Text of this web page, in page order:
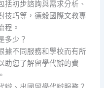
括初步諮詢與需求分析、
技巧等，德毅國際文教專
程。
多少？
據不同服務和學校而有所
助您了解留學代辦的費